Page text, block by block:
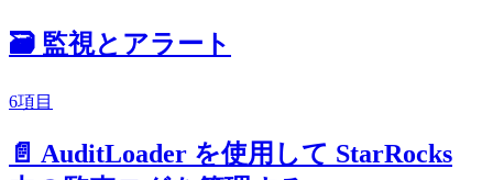
🗃️ 監視とアラート
6項目
📄️ AuditLoader を使用して StarRocks